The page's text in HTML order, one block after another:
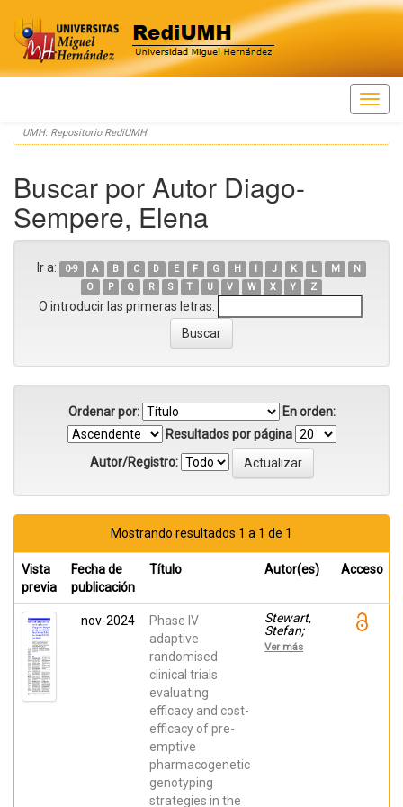
Skip
navigation
UMH: Repositorio RediUMH
Buscar por Autor Diago-
Sempere, Elena
Ir a: 0-9 A B C D E F G H I J K L M
N
O
P Q R S T U V W X Y Z
O introducir las primeras letras:
Ordenar por:
En orden:
Resultados por página
Autor/Registro:
Mostrando resultados 1 a 1 de 1
Vista
previa
Fecha de
publicación
Título Autor(es) Acceso
nov-2024
Phase IV
adaptive
randomised
clinical trials
evaluating
efficacy and cost-
efficacy of pre-
emptive
pharmacogenetic
genotyping
strategies in the
Stewart,
Stefan;
Seco
Meseguer,
Ver más